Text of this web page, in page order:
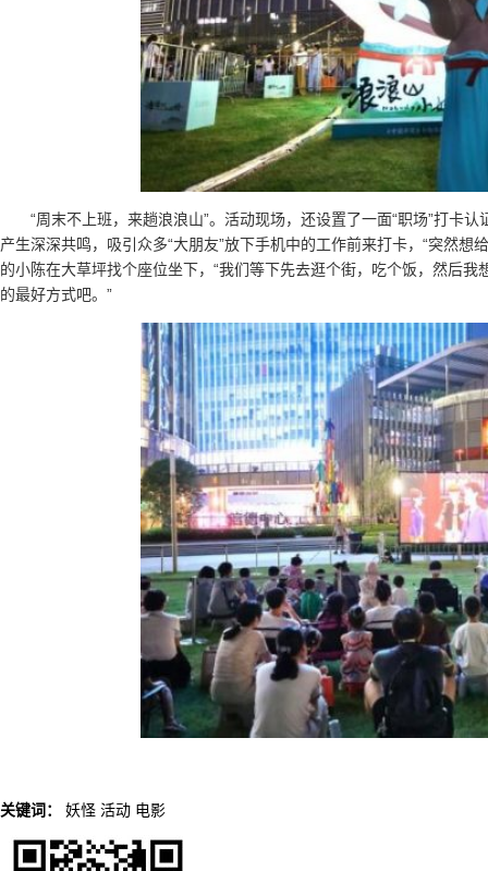
“周末不上班，来趟浪浪山”。活动现场，还设置了一面“职场”打卡认
产生深深共鸣，吸引众多“大朋友”放下手机中的工作前来打卡，“突然
的小陈在大草坪找个座位坐下，“我们等下先去逛个街，吃个饭，然后
的最好方式吧。”
关键词： 妖怪 活动 电影